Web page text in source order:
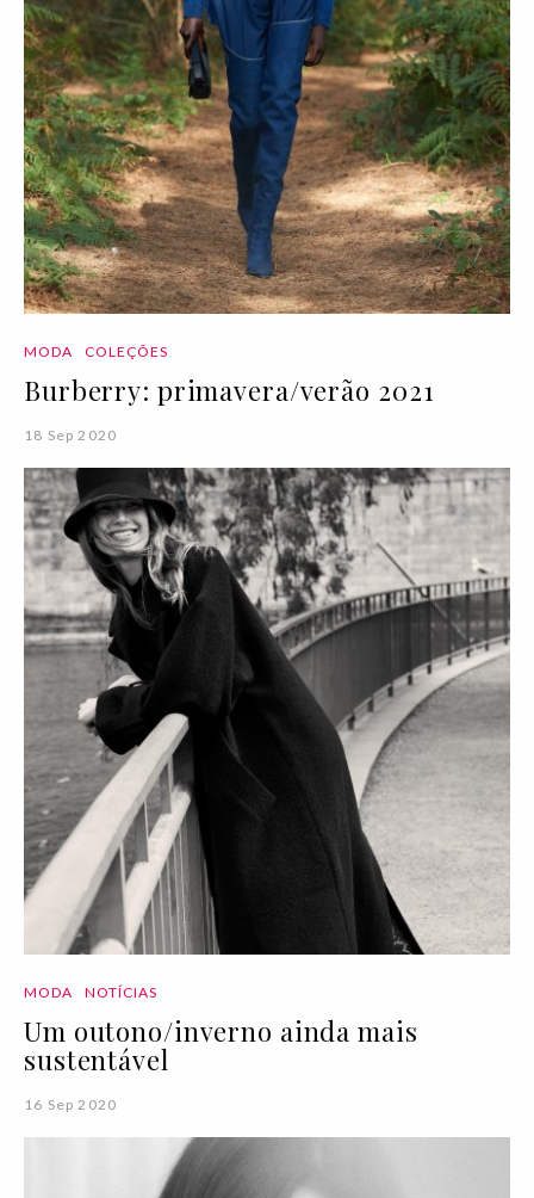
MODA COLEÇÕES
Burberry: primavera/verão 2021
18 Sep 2020
MODA NOTÍCIAS
Um outono/inverno ainda mais
sustentável
16 Sep 2020